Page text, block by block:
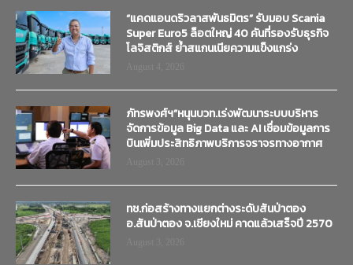
“แคดแอนดริวลาสพันธมิตร” รับมอบ Scania
Super Euro5 ล็อตใหญ่ 40 คันที่รองรับธุรกิจ
โลจิสติกส์ ย้ำสแกนเนียความแข็งแกร่ง
ภัทรพงศ์ฯ”หนุนบวท.เร่งพัฒนาระบบบริหาร
จัดการข้อมูล Big Data และ AI เชื่อมข้อมูลการ
บินเพิ่มประสิทธิภาพบริการจราจรทางอากาศ
ทช.ก่อสร้างทางแยกต่างระดับสันป่าตอง
อ.สันป่าตอง จ.เชียงใหม่ คาดแล้วเสร็จปี 2570